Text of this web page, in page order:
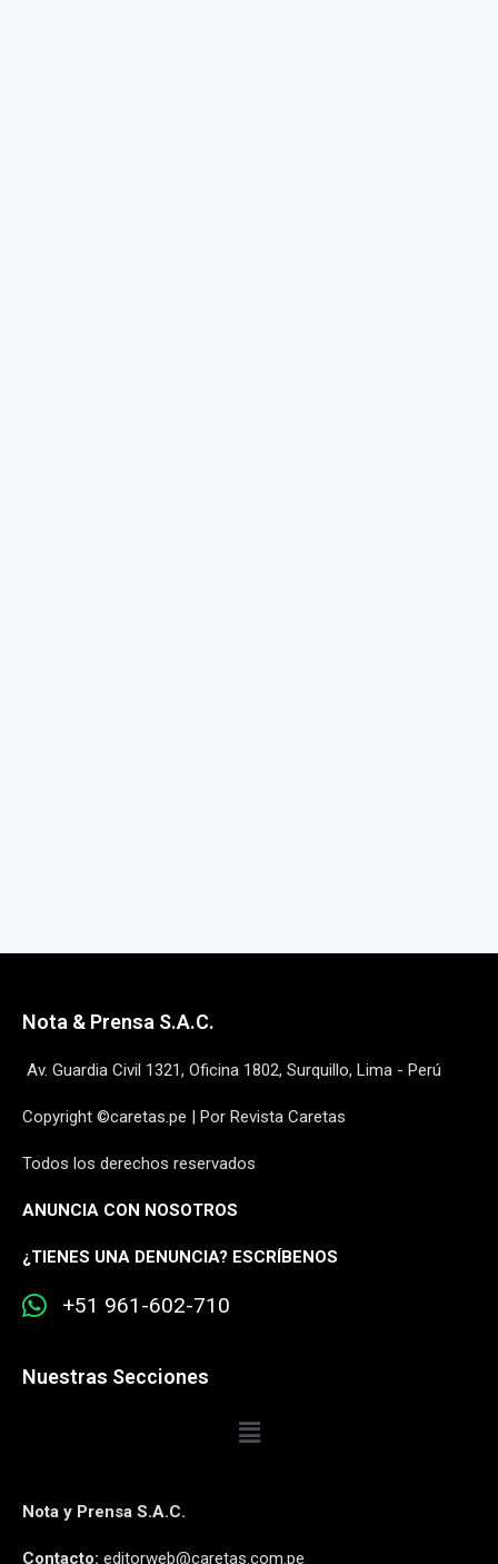
Nota & Prensa S.A.C.
Av. Guardia Civil 1321, Oficina 1802, Surquillo, Lima - Perú
Copyright ©caretas.pe | Por Revista Caretas
Todos los derechos reservados
ANUNCIA CON NOSOTROS
¿TIENES UNA DENUNCIA? ESCRÍBENOS
+51 961-602-710
Nuestras Secciones
Nota y Prensa S.A.C.
Contacto: editorweb@caretas.com.pe